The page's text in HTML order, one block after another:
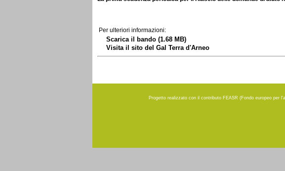
Per ulteriori informazioni:
Scarica il bando (1.68 MB)
Visita il sito del Gal Terra d'Arneo
Progetto realizzato con il contributo FEASR (Fondo europeo per